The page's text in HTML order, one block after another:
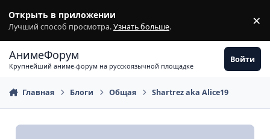
Открыть в приложении
Лучший способ просмотра.Узнать больше. ×
АнимеФорум
Крупнейший аниме-форум на русскоязычной площадке
Войти
Главная Блоги Общая Shartrez aka Alice19